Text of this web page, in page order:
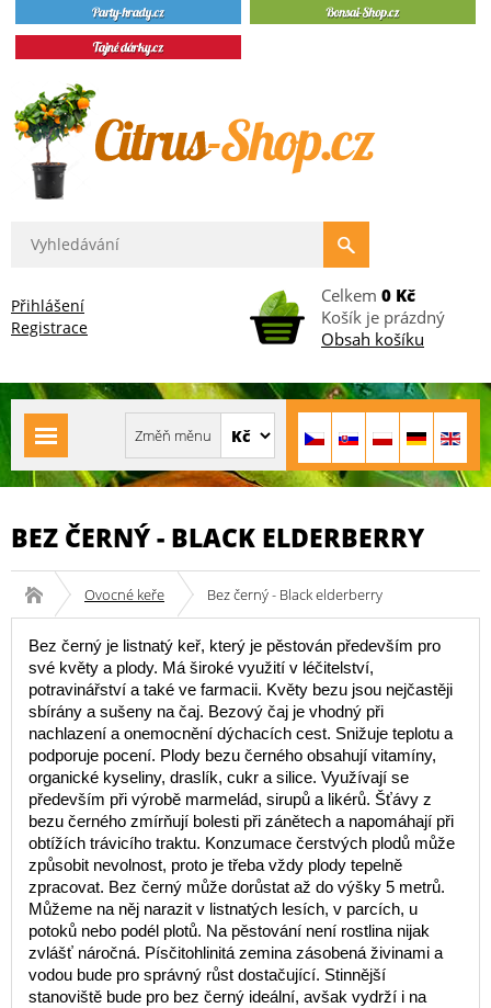
Přihlášení
Registrace
Celkem 0 Kč
Košík je prázdný
Obsah košíku
BEZ ČERNÝ - BLACK ELDERBERRY
Ovocné keře Bez černý - Black elderberry
Bez černý je listnatý keř, který je pěstován především pro
své květy a plody. Má široké využití v léčitelství,
potravinářství a také ve farmacii. Květy bezu jsou nejčastěji
sbírány a sušeny na čaj. Bezový čaj je vhodný při
nachlazení a onemocnění dýchacích cest. Snižuje teplotu a
podporuje pocení. Plody bezu černého obsahují vitamíny,
organické kyseliny, draslík, cukr a silice. Využívají se
především při výrobě marmelád, sirupů a likérů. Šťávy z
bezu černého zmírňují bolesti při zánětech a napomáhají při
obtížích trávicího traktu. Konzumace čerstvých plodů může
způsobit nevolnost, proto je třeba vždy plody tepelně
zpracovat. Bez černý může dorůstat až do výšky 5 metrů.
Můžeme na něj narazit v listnatých lesích, v parcích, u
potoků nebo podél plotů. Na pěstování není rostlina nijak
zvlášť náročná. Písčitohlinitá zemina zásobená živinami a
vodou bude pro správný růst dostačující. Stinnější
stanoviště bude pro bez černý ideální, avšak vydrží i na